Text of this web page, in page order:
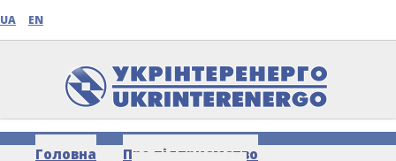
UA EN
Головна
Про підприємство